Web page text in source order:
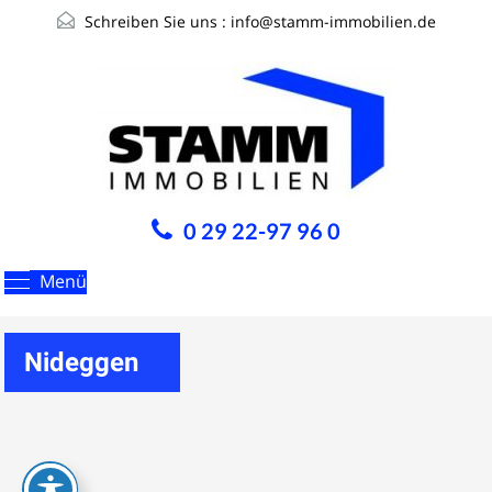
Schreiben Sie uns : info@stamm-immobilien.de
0 29 22-97 96 0
Menü
Nideggen